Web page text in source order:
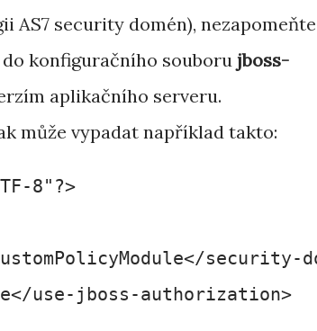
AS7 security domén), nezapomeňte
do konfiguračního souboru jboss-
aplikačního serveru.
může vypadat například takto:
8"?>
security-
use-jboss-authorization>